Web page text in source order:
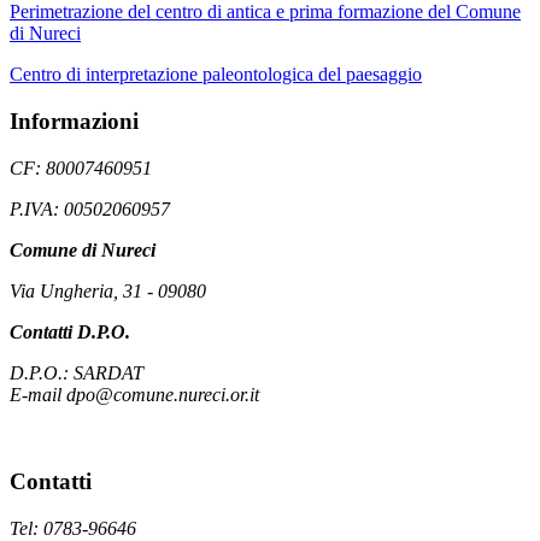
Perimetrazione del centro di antica e prima formazione del Comune
di Nureci
Centro di interpretazione paleontologica del paesaggio
Informazioni
CF: 80007460951
P.IVA: 00502060957
Comune di Nureci
Via Ungheria, 31 - 09080
Contatti D.P.O.
D.P.O.: SARDAT
E-mail dpo@comune.nureci.or.it
Contatti
Tel: 0783-96646